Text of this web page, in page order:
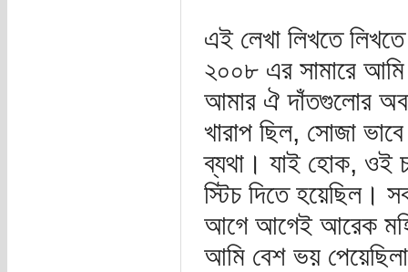
এই লেখা লিখতে
২০০৮ এর সামারে
আমার ঐ দাঁতগুলোর
খারাপ ছিল, সোজা ভাবে
ব্যথা। যাই হোক, ওই
স্টিচ দিতে হয়েছিল।
আগে আগেই আরেক
আমি বেশ ভয়